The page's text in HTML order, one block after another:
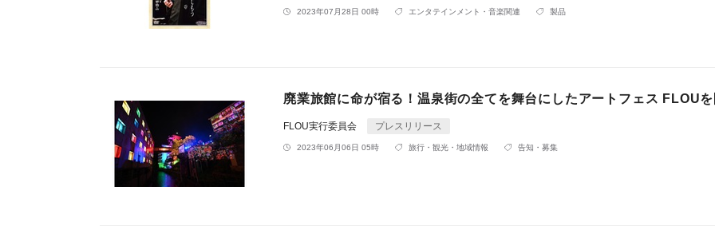
2023年07月28日 00時 エンタテインメント・音楽関連 製品
廃業旅館に命が宿る！温泉街の全てを舞台にしたアートフェス FLOU
FLOU実行委員会 プレスリリース
2023年06月06日 05時 旅行・観光・地域情報 告知・募集